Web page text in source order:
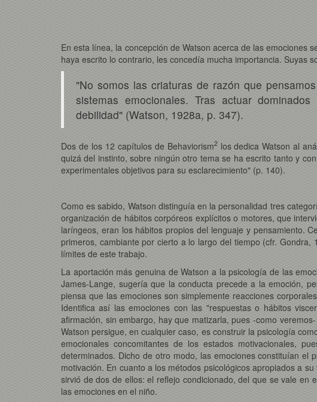
En esta línea, la concepción de Watson acerca de las emociones
haya escrito lo contrario, les concedía mucha importancia. Suyas
"No somos las criaturas de razón que
sistemas emocionales. Tras actuar
debilidad" (Watson, 1928a, p. 347).
Dos de los 12 capítulos de Behaviorism2los dedica Watson al
quizá del instinto, sobre ningún otro tema se ha escrito tanto y
experimentales objetivos para su esclarecimiento" (p. 140).
Como es sabido, Watson distinguía en la personalidad tres
organización de hábitos corpóreos explícitos o motores, que
laríngeos, eran los hábitos propios del lenguaje y pensamiento.
primeros, cambiante por cierto a lo largo del tiempo (cfr.
límites de este trabajo.
La aportación más genuina de Watson a la psicología de las
James-Lange, sugería que la conducta precede a la emoción,
piensa que las emociones son simplemente reacciones
Identifica así las emociones con las "respuestas o hábitos
afirmación, sin embargo, hay que matizarla, pues -como
Watson persigue, en cualquier caso, es construir la psicología
emocionales concomitantes de los estados motivacionales,
determinados. Dicho de otro modo, las emociones constituían
motivación. En cuanto a los métodos psicológicos apropiados a
sirvió de dos de ellos: el reflejo condicionado, del que se vale en
las emociones en el niño.